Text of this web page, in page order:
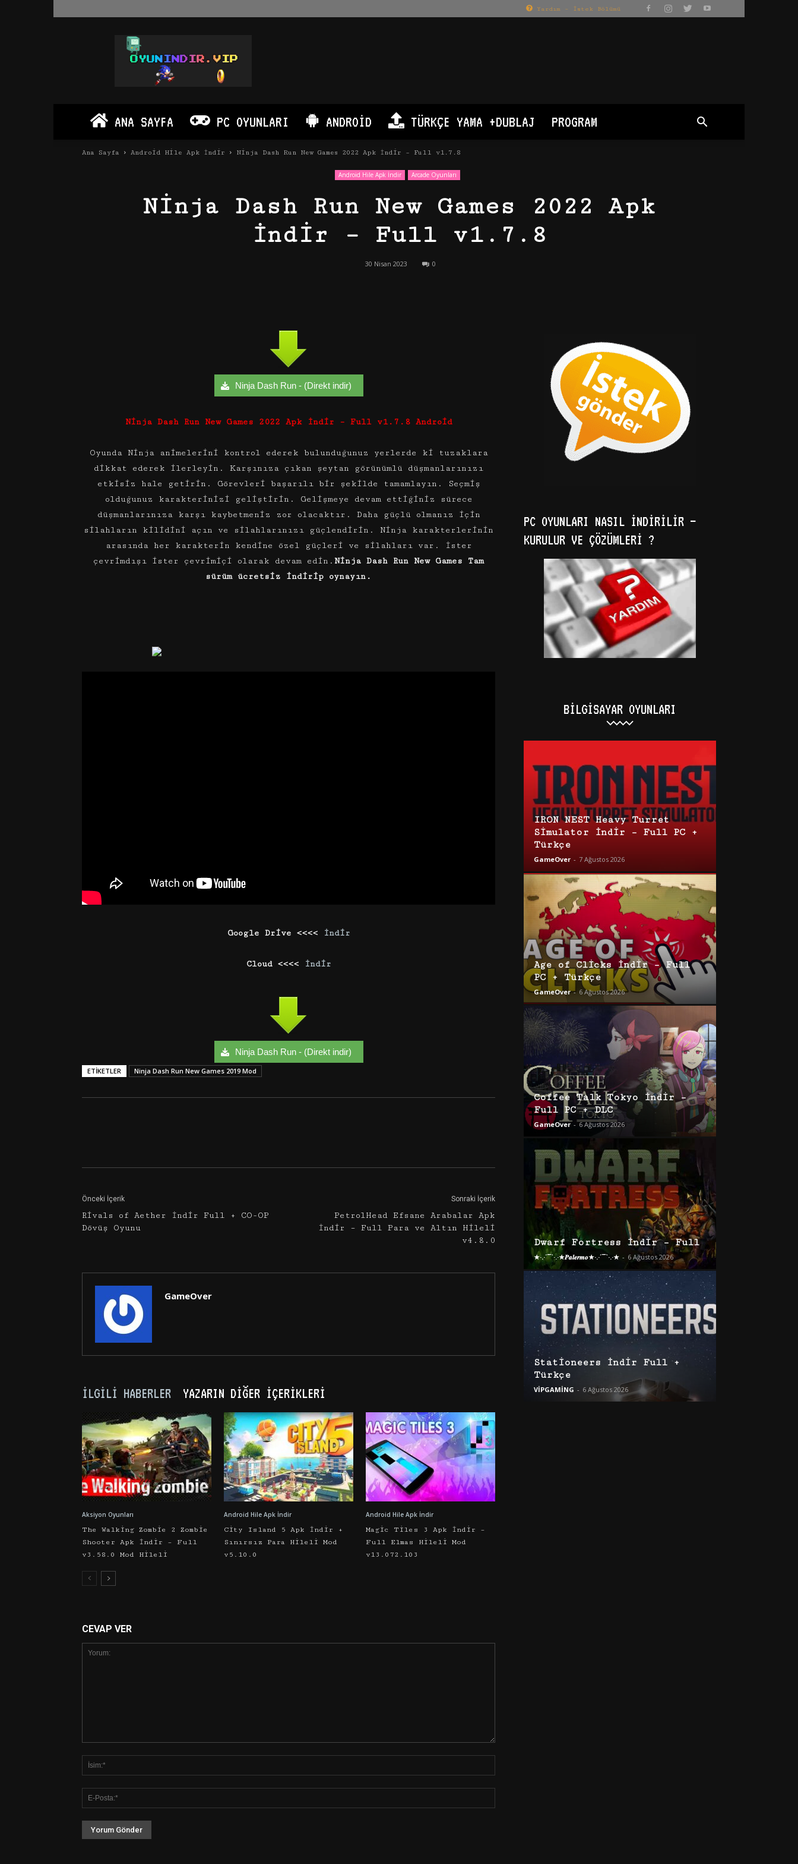
Yardım – İstek Bölümü
Oyun
İndir
PC
Android
ANA SAYFA PC OYUNLARI ANDROID TÜRKÇE YAMA +DUBLAJ PROGRAM
Ana Sayfa Android Hile Apk İndir Ninja Dash Run New Games 2022 Apk İndir – Full v1.7.8
Android Hile Apk İndir Arcade Oyunları
Ninja Dash Run New Games 2022 Apk
İndir – Full v1.7.8
30 Nisan 2023 0
Ninja Dash Run - (Direkt indir)
Ninja Dash Run New Games 2022 Apk İndir – Full v1.7.8 Android
Oyunda Ninja animelerini kontrol ederek bulunduğunuz yerlerde ki tuzaklara
dikkat ederek ilerleyin. Karşınıza çıkan şeytan görünümlü düşmanlarınızı
etkisiz hale getirin. Görevleri başarılı bir şekilde tamamlayın. Seçmiş
olduğunuz karakterinizi geliştirin. Gelişmeye devam ettiğiniz sürece
düşmanlarınıza karşı kaybetmeniz zor olacaktır. Daha güçlü olmanız için
silahların kilidini açın ve silahlarınızı güçlendirin. Ninja karakterlerinin
arasında her karakterin kendine özel güçleri ve silahları var. İster
çevrimdışı ister çevrimiçi olarak devam edin. Ninja Dash Run New Games Tam
sürüm ücretsiz indirip oynayın.
Google Drive <<<< İndir
Cloud <<<< İndir
Ninja Dash Run - (Direkt indir)
ETIKETLER Ninja Dash Run New Games 2019 Mod
Önceki İçerik
Rivals of Aether İndir Full + CO-OP
Dövüş Oyunu
Sonraki İçerik
PetrolHead Efsane Arabalar Apk
İndir – Full Para ve Altın Hileli
v4.8.0
GameOver
İLGILI HABERLER YAZARIN DIĞER İÇERIKLERI
Aksiyon Oyunları
The Walking Zombie 2 Zombie
Shooter Apk İndir – Full
v3.58.0 Mod Hileli
Android Hile Apk İndir
City Island 5 Apk İndir +
Sınırsız Para Hileli Mod
v5.10.0
Android Hile Apk İndir
Magic Tiles 3 Apk İndir –
Full Elmas Hileli Mod
v13.072.103
CEVAP VER
PC OYUNLARI NASIL İNDIRILIR –
KURULUR VE ÇÖZÜMLERI ?
BILGISAYAR OYUNLARI
IRON NEST Heavy Turret
Simulator İndir – Full PC +
Türkçe
GameOver - 7 Ağustos 2026
Age of Clicks İndir – Full
PC + Türkçe
GameOver - 6 Ağustos 2026
Coffee Talk Tokyo İndir –
Full PC + DLC
GameOver - 6 Ağustos 2026
Dwarf Fortress İndir – Full
★·.·´¯`·.·★𝑷𝒂𝒍𝒆𝒓𝒎𝒐★·.·´¯`·.·★ - 6 Ağustos 2026
Stationeers İndir Full +
Türkçe
VİPGAMİNG - 6 Ağustos 2026